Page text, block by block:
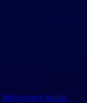
Web Agency Studio |